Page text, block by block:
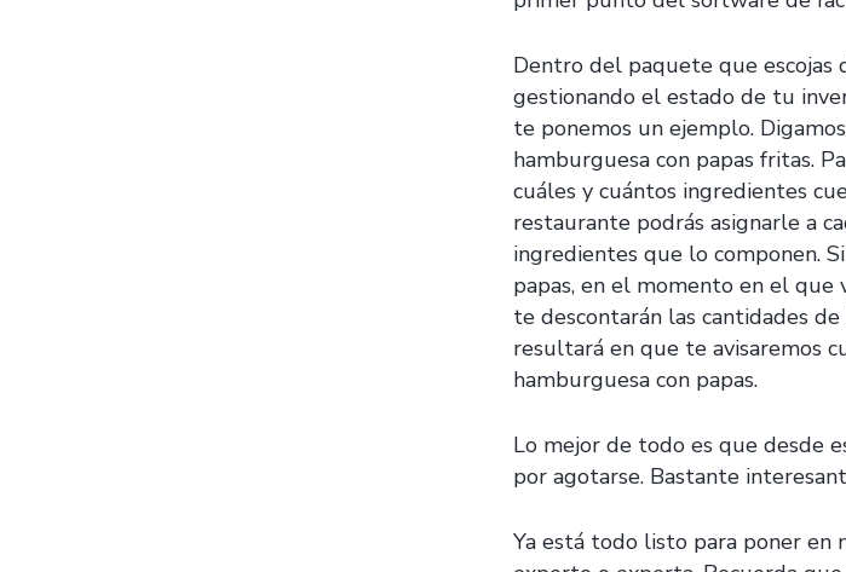
Dentro del paquete que
gestionando el estado de tu
te ponemos un ejemplo.
hamburguesa con papas fritas.
cuáles y cuántos ingredientes
restaurante podrás asignarle a
ingredientes que lo componen.
papas, en el momento en el
te descontarán las cantidades
resultará en que te avisaremos
hamburguesa con papas.
Lo mejor de todo es que desde
por agotarse. Bastante
Ya está todo listo para poner